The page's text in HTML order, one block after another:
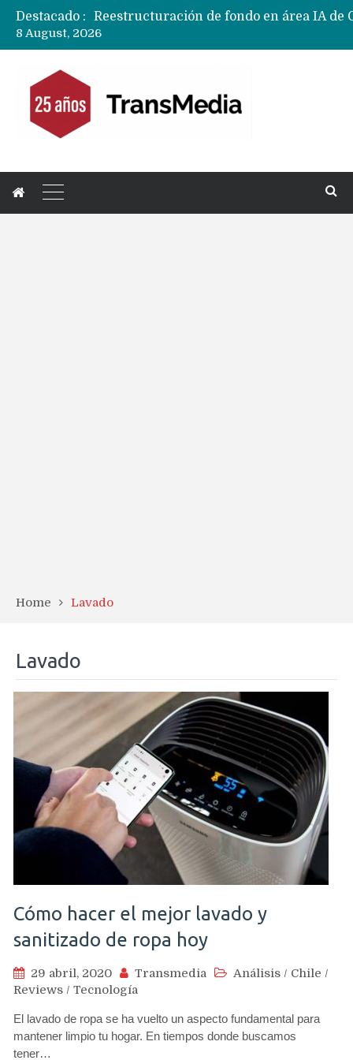
Destacado :
8 August, 2026
Home Lavado
Lavado
Cómo hacer el mejor lavado y
sanitizado de ropa hoy
29 abril, 2020 Transmedia Análisis / Chile /
Reviews / Tecnología
El lavado de ropa se ha vuelto un aspecto fundamental para
mantener limpio tu hogar. En tiempos donde buscamos
tener…